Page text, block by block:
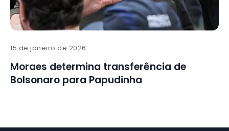
15 de janeiro de 2026
Moraes determina transferência de
Bolsonaro para Papudinha